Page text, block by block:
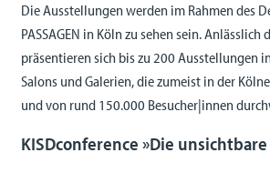
Die Ausstellungen werden im Rahmen des
PASSAGEN in Köln zu sehen sein. Anlässlich
präsentieren sich bis zu 200 Ausstellungen
Salons und Galerien, die zumeist in der
und von rund 150.000 Besucher|innen
KISDconference »Die